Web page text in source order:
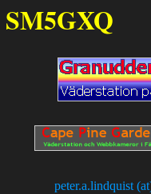
SM5GXQ
peter.a.lindquist